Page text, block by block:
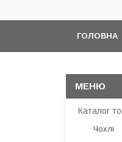
ГОЛОВНА
Каталог
Чохлі